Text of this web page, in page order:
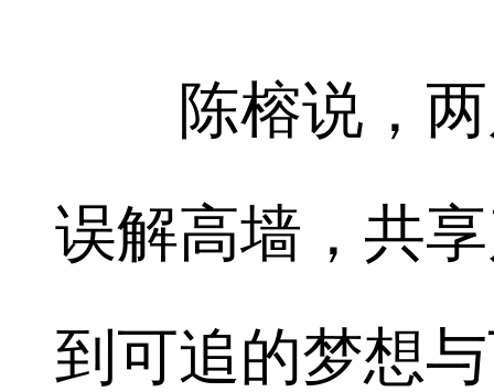
陈榕说，两
误解高墙，共
到可追的梦想